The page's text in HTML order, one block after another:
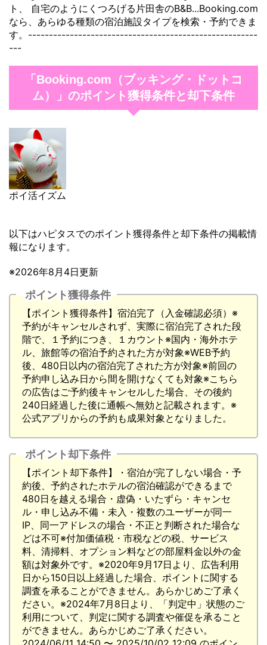
ト、 自宅のようにくつろげる片田舎のB&B...Booking.com
なら、あらゆる種類の宿泊施設タイプを検索・予約できま
す。-------------------------------------------------------
---
「Booking.com（ブッキング・ドットコ
ム）」のポイント獲得条件と却下条件
ポイ活イズム
以下はハピタスでのポイント獲得条件と却下条件の掲載情
報になります。
※2026年8月4日更新
ポイント獲得条件
【ポイント獲得条件】宿泊完了（入金確認必須）※
予約がキャンセルされず、実際に宿泊完了された段
階で、１予約につき、１カウント※国内・海外ホテ
ル、旅館等の宿泊予約された方が対象※WEB予約
後、480日以内の宿泊完了された方が対象※前回の
予約申し込み日から間を開けなくても対象※こちら
の広告はご予約後キャンセルした場合、その後約
240日経過した後に通帳へ無効と記載されます。※
公式アプリからの予約も成果対象となりました。
ポイント却下条件
【ポイント却下条件】・宿泊が完了しない場合・予
約後、予約されたホテルの宿泊確認ができるまで
480日を越える場合・虚偽・いたずら・キャンセ
ル・申し込み不備・未入・複数のユーザーが同一
IP、同一アドレスの場合・不正と判断された場合な
どは不可※付加価値税・市税などの税、サービス
料、清掃料、オプション料などの部屋料金以外の金
額は対象外です。※2020年9月17日より、広告利用
日から150日以上経過した場合、ポイントに関する
調査を承ることができません。あらかじめご了承く
ださい。※2024年7月8日より、「判定中」状態のご
利用について、判定に関する調査や催促を承ること
ができません。あらかじめご了承ください。